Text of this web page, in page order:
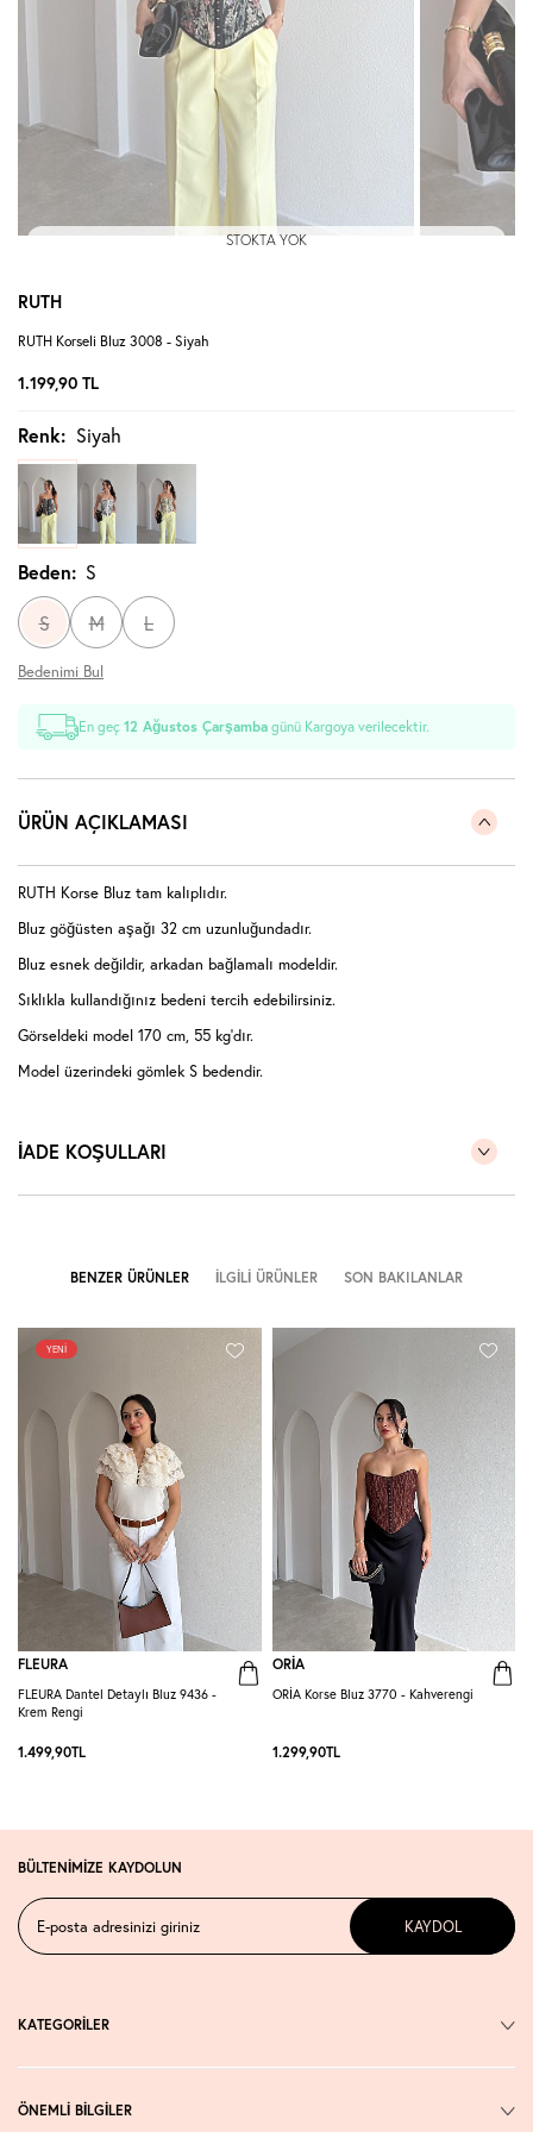
STOKTA YOK
RUTH
RUTH Korseli Bluz 3008 - Siyah
1.199,90 TL
Renk: Siyah
Beden: S
S M L
Bedenimi Bul
En geç12 Ağustos Çarşamba günü Kargoya verilecektir.
ÜRÜN AÇIKLAMASI
RUTH Korse Bluz tam kalıplıdır.
Bluz göğüsten aşağı 32 cm uzunluğundadır.
Bluz esnek değildir, arkadan bağlamalı modeldir.
Sıklıkla kullandığınız bedeni tercih edebilirsiniz.
Görseldeki model 170 cm, 55 kg'dır.
Model üzerindeki gömlek S bedendir.
İADE KOŞULLARI
BENZER ÜRÜNLER İLGILI ÜRÜNLER SON BAKILANLAR
YENI
FLEURA
FLEURA Dantel Detaylı Bluz 9436 -
Krem Rengi
1.499,90TL
ORİA
ORİA Korse Bluz 3770 - Kahverengi
1.299,90TL
BÜLTENİMİZE KAYDOLUN
KAYDOL
KATEGORİLER
ÖNEMLİ BİLGİLER